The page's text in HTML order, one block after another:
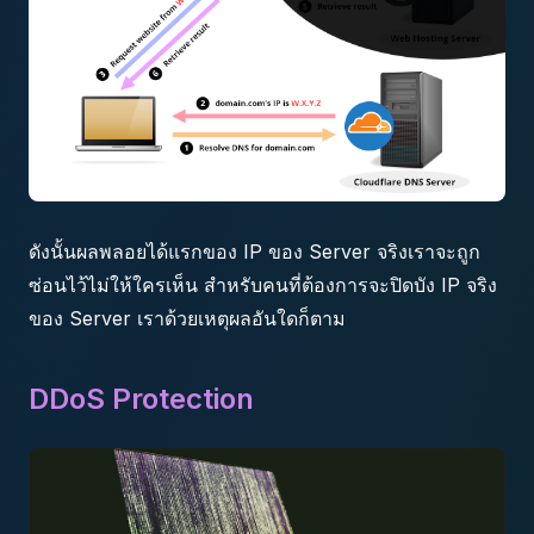
ดังนั้นผลพลอยได้แรกของ IP ของ Server จริงเราจะถูก
ซ่อนไว้ไม่ให้ใครเห็น สำหรับคนที่ต้องการจะปิดบัง IP จริง
ของ Server เราด้วยเหตุผลอันใดก็ตาม
DDoS Protection